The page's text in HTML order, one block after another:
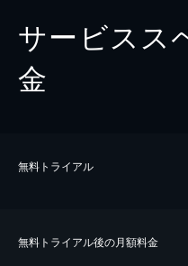
サービスス
金
無料トライアル
無料トライアル後の⽉額料金